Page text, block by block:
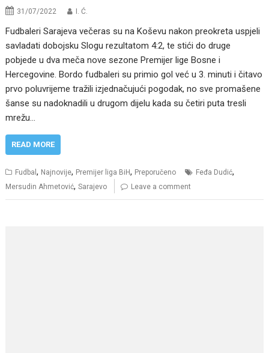
31/07/2022 I. Ć.
Fudbaleri Sarajeva večeras su na Koševu nakon preokreta uspjeli
savladati dobojsku Slogu rezultatom 4:2, te stići do druge
pobjede u dva meča nove sezone Premijer lige Bosne i
Hercegovine. Bordo fudbaleri su primio gol već u 3. minuti i čitavo
prvo poluvrijeme tražili izjednačujući pogodak, no sve promašene
šanse su nadoknadili u drugom dijelu kada su četiri puta tresli
mrežu…
READ MORE
Fudbal, Najnovije, Premijer liga BiH, Preporučeno Feđa Dudić,
Mersudin Ahmetović,Sarajevo Leave a comment